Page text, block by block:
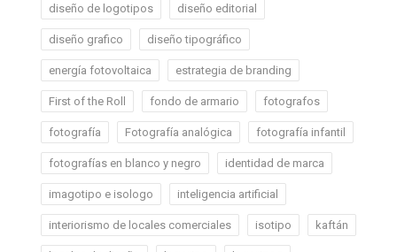
diseño de logotipos diseño editorial
diseño grafico diseño tipográfico
energía fotovoltaica estrategia de branding
First of the Roll fondo de armario fotografos
fotografía Fotografía analógica fotografía infantil
fotografías en blanco y negro identidad de marca
imagotipo e isologo inteligencia artificial
interiorismo de locales comerciales isotipo kaftán